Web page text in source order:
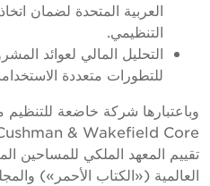
العربية المتحدة لضمان
التنظيمي.
التحليل المالي لعوائد
للتطورات متعددة
العالمية («الكتاب الأحمر»)